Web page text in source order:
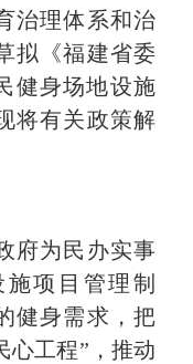
治理体系和治
拟《福建省委
健身场地设施
将有关政策解
为民办实事
项目管理制
健身需求，把
心工程”，推动